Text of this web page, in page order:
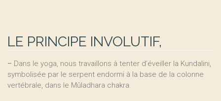
LE PRINCIPE INVOLUTIF,
– Dans le yoga, nous travaillons à tenter d’éveiller la Kundalini,
symbolisée par le serpent endormi à la base de la colonne
vertébrale, dans le Mûladhara chakra.